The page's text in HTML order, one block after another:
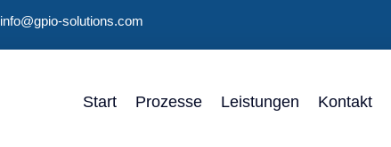
info@gpio-solutions.com
Start Prozesse Leistungen Kontakt